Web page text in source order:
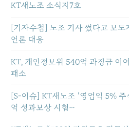
KT새노조 소식지7호
[기자수첩] 노조 기사 썼다고 보
언론 대응
KT, 개인정보위 540억 과징금 이
패소
[S-이슈] KT새노조 ‘영업익 5%
억 성과보상 시험…